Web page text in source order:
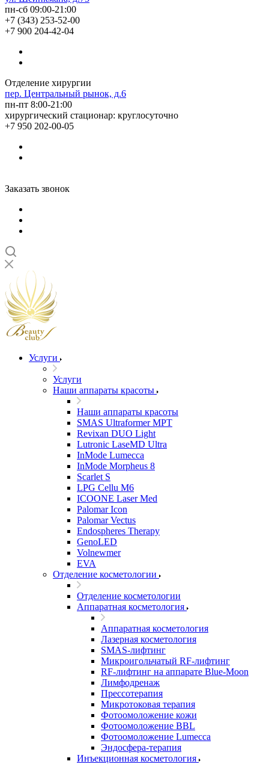
пн-сб 09:00-21:00
+7 (343) 253-52-00
+7 900 204-42-04
Отделение хирургии
пер. Центральный рынок, д.6
пн-пт 8:00-21:00
хирургический стационар: круглосуточно
+7 950 202-00-05
Заказать звонок
Услуги
Услуги
Наши аппараты красоты
Наши аппараты красоты
SMAS Ultraformer MPT
Revixan DUO Light
Lutronic LaseMD Ultra
InMode Lumecca
InMode Morpheus 8
Scarlet S
LPG Cellu M6
ICOONE Laser Med
Palomar Icon
Palomar Vectus
Endospheres Therapy
GenoLED
Volnewmer
EVA
Отделение косметологии
Отделение косметологии
Аппаратная косметология
Аппаратная косметология
Лазерная косметология
SMAS-лифтинг
Микроигольчатый RF-лифтинг
RF-лифтинг на аппарате Blue-Moon
Лимфодренаж
Прессотерапия
Микротоковая терапия
Фотоомоложение кожи
Фотоомоложение BBL
Фотоомоложение Lumecca
Эндосфера-терапия
Инъекционная косметология